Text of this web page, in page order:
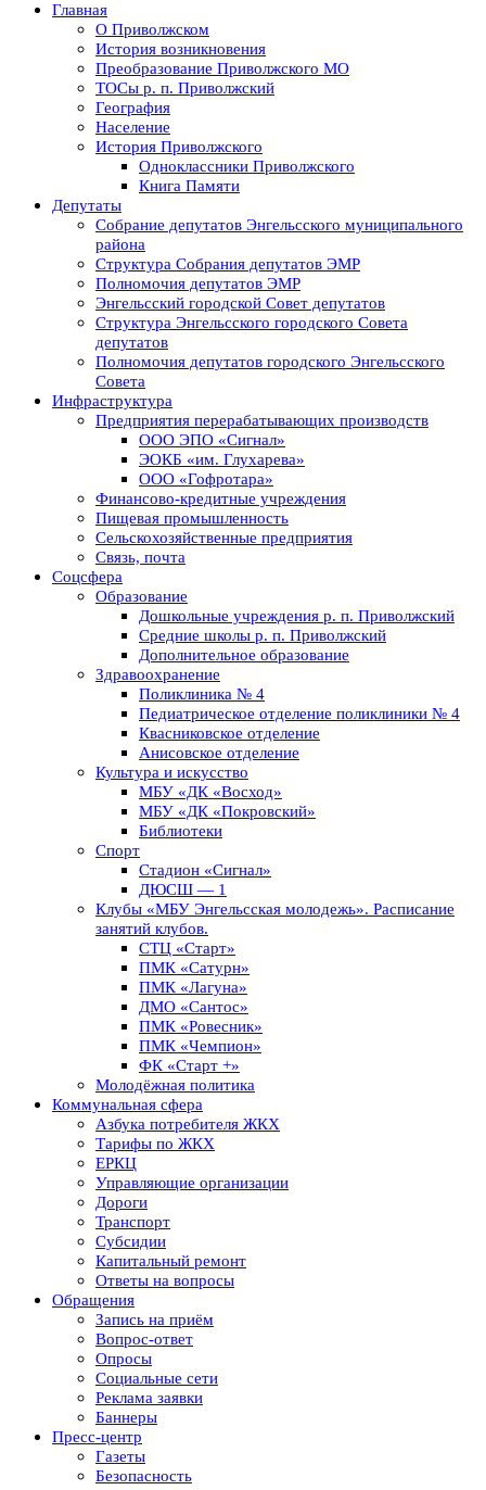
Главная
О Приволжском
История возникновения
Преобразование Приволжского МО
ТОСы р. п. Приволжский
География
Население
История Приволжского
Одноклассники Приволжского
Книга Памяти
Депутаты
Собрание депутатов Энгельсского муниципального
района
Структура Собрания депутатов ЭМР
Полномочия депутатов ЭМР
Энгельсский городской Совет депутатов
Структура Энгельсского городского Совета
депутатов
Полномочия депутатов городского Энгельсского
Совета
Инфраструктура
Предприятия перерабатывающих производств
ООО ЭПО «Сигнал»
ЭОКБ «им. Глухарева»
ООО «Гофротара»
Финансово-кредитные учреждения
Пищевая промышленность
Сельскохозяйственные предприятия
Связь, почта
Соцсфера
Образование
Дошкольные учреждения р. п. Приволжский
Средние школы р. п. Приволжский
Дополнительное образование
Здравоохранение
Поликлиника № 4
Педиатрическое отделение поликлиники № 4
Квасниковское отделение
Анисовское отделение
Культура и искусство
МБУ «ДК «Восход»
МБУ «ДК «Покровский»
Библиотеки
Спорт
Стадион «Сигнал»
ДЮСШ — 1
Клубы «МБУ Энгельсская молодежь». Расписание
занятий клубов.
СТЦ «Старт»
ПМК «Сатурн»
ПМК «Лагуна»
ДМО «Сантос»
ПМК «Ровесник»
ПМК «Чемпион»
ФК «Старт +»
Молодёжная политика
Коммунальная сфера
Азбука потребителя ЖКХ
Тарифы по ЖКХ
ЕРКЦ
Управляющие организации
Дороги
Транспорт
Субсидии
Капитальный ремонт
Ответы на вопросы
Обращения
Запись на приём
Вопрос-ответ
Опросы
Социальные сети
Реклама заявки
Баннеры
Пресс-центр
Газеты
Безопасность